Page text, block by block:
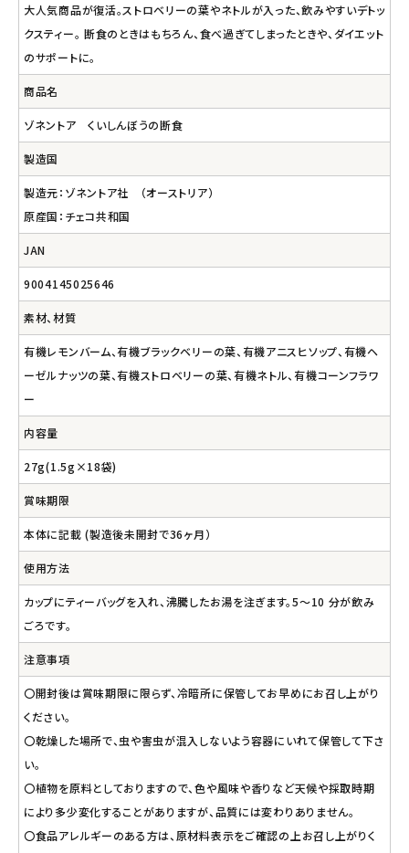
大人気商品が復活。ストロベリーの葉やネトルが入った、飲みやすいデトッ
クスティー。 断食のときはもちろん、食べ過ぎてしまったときや、ダイエット
のサポートに。
商品名
ゾネントア くいしんぼうの断食
製造国
製造元：ゾネントア社 （オーストリア）
原産国：チェコ共和国
JAN
9004145025646
素材、材質
有機レモンバーム、有機ブラックベリーの葉、有機アニスヒソップ、有機ヘ
ーゼルナッツの葉、有機ストロベリーの葉、有機ネトル、有機コーンフラワ
ー
内容量
27g(1.5g×18袋)
賞味期限
本体に記載 (製造後未開封で36ヶ月）
使用方法
カップにティーバッグを入れ、沸騰したお湯を注ぎます。5～10 分が飲み
ごろです。
注意事項
〇開封後は賞味期限に限らず、冷暗所に保管してお早めにお召し上がり
ください。
〇乾燥した場所で、虫や害虫が混入しないよう容器にいれて保管して下さ
い。
〇植物を原料としておりますので、色や風味や香りなど天候や採取時期
により多少変化することがありますが、品質には変わりありません。
〇食品アレルギーのある方は、原材料表示をご確認の上お召し上がりく